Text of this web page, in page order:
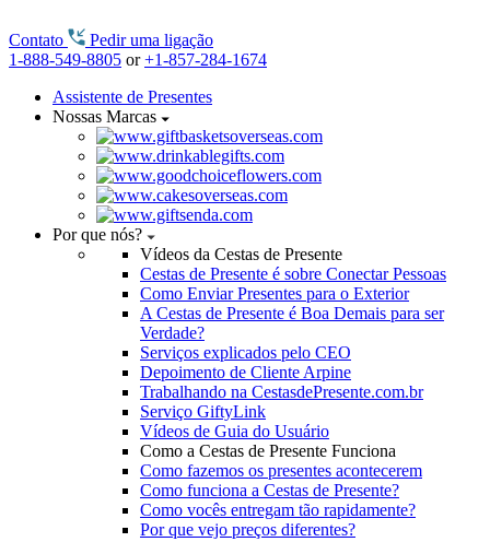
Contato
Pedir uma ligação
1-888-549-8805 or+1-857-284-1674
Assistente de Presentes
Nossas Marcas
Por que nós?
Vídeos da Cestas de Presente
Cestas de Presente é sobre Conectar Pessoas
Como Enviar Presentes para o Exterior
A Cestas de Presente é Boa Demais para ser
Verdade?
Serviços explicados pelo CEO
Depoimento de Cliente Arpine
Trabalhando na CestasdePresente.com.br
Serviço GiftyLink
Vídeos de Guia do Usuário
Como a Cestas de Presente Funciona
Como fazemos os presentes acontecerem
Como funciona a Cestas de Presente?
Como vocês entregam tão rapidamente?
Por que vejo preços diferentes?